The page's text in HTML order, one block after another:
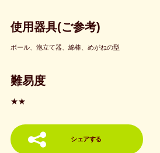
使用器具(ご参考)
ボール、泡立て器、綿棒、めがねの型
難易度
★★
シェアする